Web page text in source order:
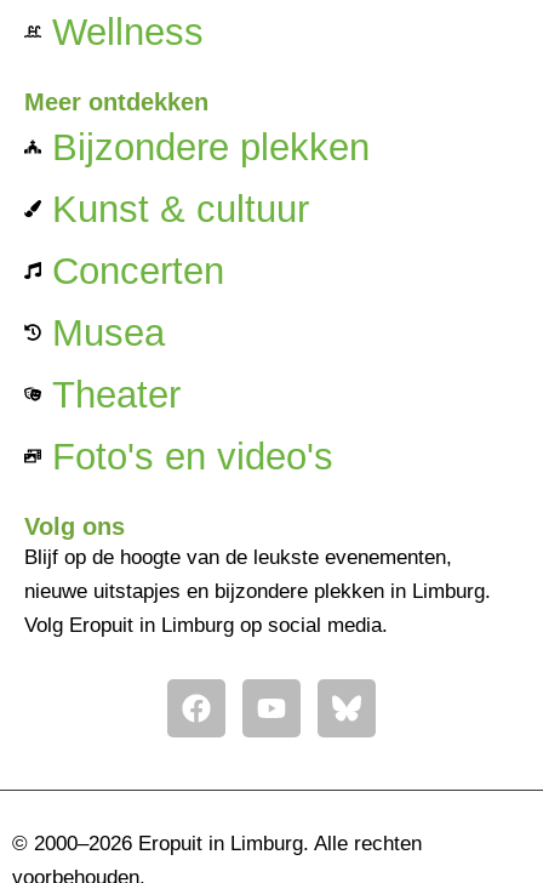
Wellness
Meer ontdekken
Bijzondere plekken
Kunst & cultuur
Concerten
Musea
Theater
Foto's en video's
Volg ons
Blijf op de hoogte van de leukste evenementen,
nieuwe uitstapjes en bijzondere plekken in Limburg.
Volg Eropuit in Limburg op social media.
F
a
o
Y
o
b
© 2000–2026 Eropuit in Limburg. Alle rechten
voorbehouden.